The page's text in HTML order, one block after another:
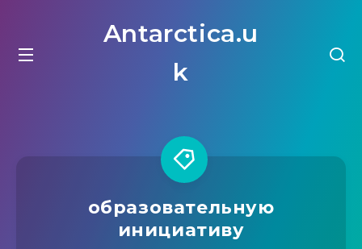
Antarctica.u
k
образовательную
инициативу